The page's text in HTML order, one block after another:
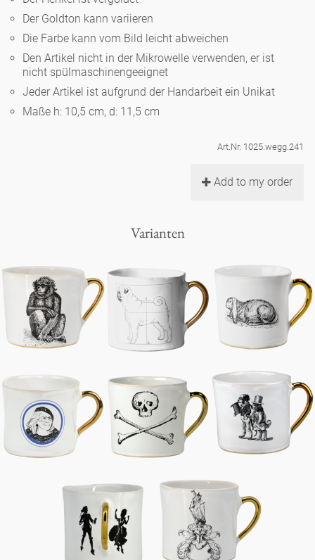
Porzellan
Ozean
Humor
klassische Musiker
zeitgenössische Musiker
Kleine Kaffeetasse 'Glam'
Espressotassen 'Glam'
Runde Teller - weiß
Ovale Teller - weiß
Runde Teller 'de Luxe'
Lange Teller 'de Luxe'
Teekanne
Vasen 'de Luxe'
Vasen
Fressnapf
Goldener Käfig
Korb 'de Luxe'
Schalen 'de Luxe'
Hände und Füße
Bad
Schnickschnack
Räucherstäbchenhalter
Unpraktisch
Spielen
Dies & Das
Besteck
Figuren
Der Goldton kann variieren
Die Farbe kann vom Bild leicht abweichen
Den Artikel nicht in der Mikrowelle verwenden, er ist
nicht spülmaschinengeeignet
Jeder Artikel ist aufgrund der Handarbeit ein Unikat
Maße h: 10,5 cm, d: 11,5 cm
Art.Nr. 1025.wegg.241
Add to my order
Varianten